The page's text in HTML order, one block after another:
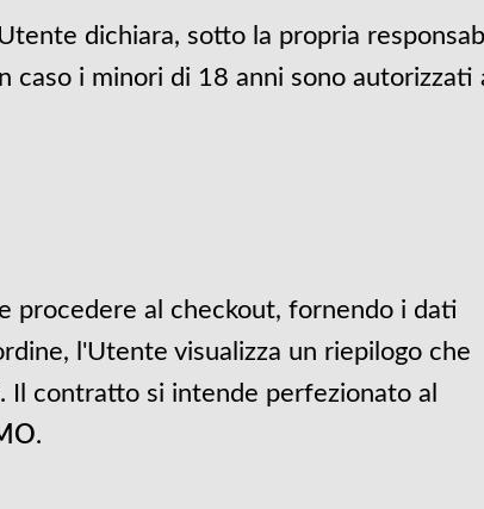
dichiara, sotto la propria
caso i minori di 18 anni sono autorizzati
procedere al checkout, fornendo i dati
l'Utente visualizza un riepilogo che
Il contratto si intende perfezionato al
.